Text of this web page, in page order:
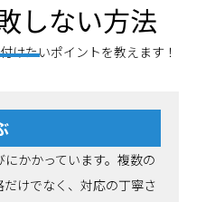
しない方法
けたいポイントを教えます！
かかっています。複数の
けでなく、対応の丁寧さ